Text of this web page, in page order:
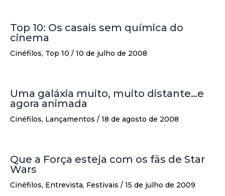
Top 10: Os casais sem química do
cinema
Cinéfilos, Top 10 / 10 de julho de 2008
Uma galáxia muito, muito distante…e
agora animada
Cinéfilos, Lançamentos / 18 de agosto de 2008
Que a Força esteja com os fãs de Star
Wars
Cinéfilos, Entrevista, Festivais / 15 de julho de 2009